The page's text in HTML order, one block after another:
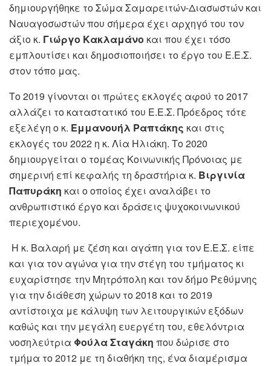
δημιουργήθηκε το Σώμα Σαμαρειτών-Διασωστών και
Ναυαγοσωστών που σήμερα έχει αρχηγό του τον
άξιο κ. Γιώργο Κακλαμάνο και που έχει τόσο
εμπλουτίσει και δημοσιοποιήσει το έργο του Ε.Ε.Σ.
στον τόπο μας.
Το 2019 γίνονται οι πρώτες εκλογές αφού το 2017
αλλάζει το καταστατικό του Ε.Ε.Σ. Πρόεδρος τότε
εξελέγη ο κ. Εμμανουήλ Ραπτάκης και στις
εκλογές του 2022 η κ. Λία Ηλιάκη. Το 2020
δημιουργείται ο τομέας Κοινωνικής Πρόνοιας με
σημερινή επί κεφαλής τη δραστήρια κ. Βιργινία
Παπυράκη και ο οποίος έχει αναλάβει το
ανθρωπιστικό έργο και δράσεις ψυχοκοινωνικού
περιεχομένου.
Η κ. Βαλαρή με ζέση και αγάπη για τον Ε.Ε.Σ. είπε
και για τον αγώνα για την στέγη του τμήματος κι
ευχαρίστησε την Μητρόπολη και τον δήμο Ρεθύμνης
για την διάθεση χώρων το 2018 και το 2019
αντίστοιχα με κάλυψη των λειτουργικών εξόδων
καθώς και την μεγάλη ευεργέτη του, εθελόντρια
νοσηλεύτρια Φούλα Σταγάκη που δώρισε στο
τμήμα το 2012 με τη διαθήκη της, ένα διαμέρισμα